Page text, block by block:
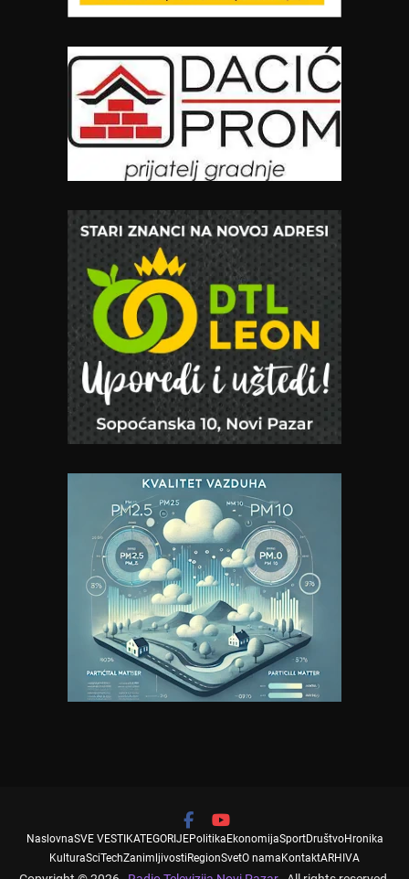
NaslovnaSVE VESTI KATEGORIJEPolitika EkonomijaSportDruštvoHronika
KulturaSciTechZanimljivosti RegionSvetO nama KontaktARHIVA